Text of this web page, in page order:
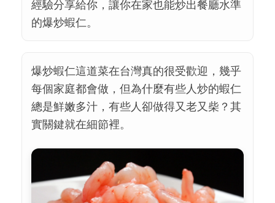
經驗分享給你，讓你在家也能炒出餐廳水準
的爆炒蝦仁。
爆炒蝦仁這道菜在台灣真的很受歡迎，幾乎
每個家庭都會做，但為什麼有些人炒的蝦仁
總是鮮嫩多汁，有些人卻做得又老又柴？其
實關鍵就在細節裡。